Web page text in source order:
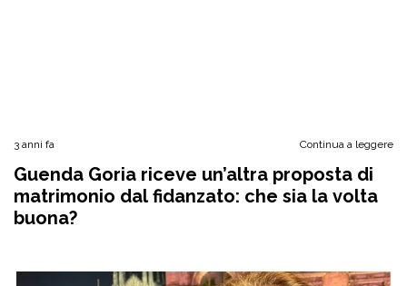
3 anni fa Continua a leggere
Guenda Goria riceve un’altra proposta di
matrimonio dal fidanzato: che sia la volta
buona?